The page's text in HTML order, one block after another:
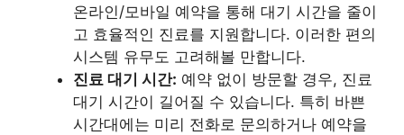
온라인/모바일 예약을 통해 대기 시간을 줄이
고 효율적인 진료를 지원합니다. 이러한 편의
시스템 유무도 고려해볼 만합니다.
진료 대기 시간: 예약 없이 방문할 경우, 진료
대기 시간이 길어질 수 있습니다. 특히 바쁜
시간대에는 미리 전화로 문의하거나 예약을